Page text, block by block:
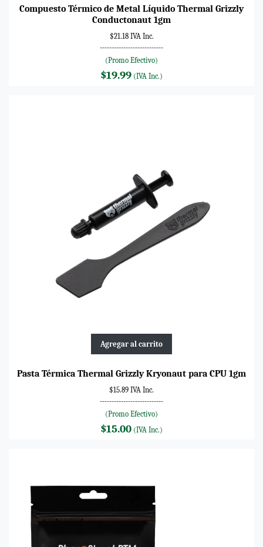
Compuesto Térmico de Metal Líquido Thermal Grizzly
Conductonaut 1gm
$21.18 IVA Inc.
---------------------------
(Promo Efectivo)
$19.99 (IVA Inc.)
Agregar al carrito
Pasta Térmica Thermal Grizzly Kryonaut para CPU 1gm
$15.89 IVA Inc.
---------------------------
(Promo Efectivo)
$15.00 (IVA Inc.)